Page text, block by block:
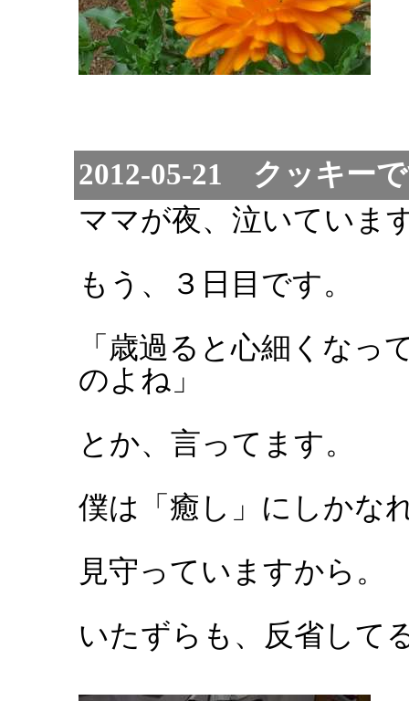
2012-05-21 クッキー
ママが夜、泣いていま
もう、３日目です。
「歳過ると心細くなっ
のよね」
とか、言ってます。
僕は「癒し」にしかな
見守っていますから。
いたずらも、反省して